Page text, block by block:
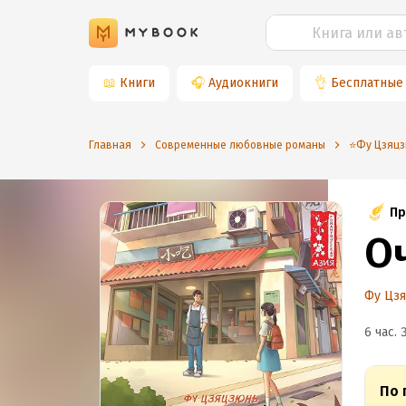
📖 Книги 🎧 Аудиокниги 👌 Бесплатные
Главная Современные любовные романы ⭐️Фу
Фу
6 час.
По